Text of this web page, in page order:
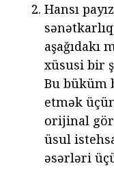
Hansı
aşağıdakı
xüsusi bir
Bu büküm
etmək
orijinal
üsul
əsərləri